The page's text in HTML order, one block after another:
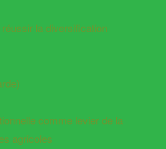
la diversification
comme levier de la
agricoles